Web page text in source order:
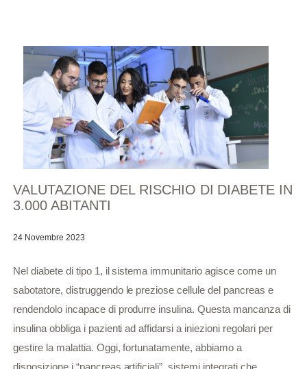
VALUTAZIONE DEL RISCHIO DI DIABETE IN
3.000 ABITANTI
24 Novembre 2023
Nel diabete di tipo 1, il sistema immunitario agisce come un
sabotatore, distruggendo le preziose cellule del pancreas e
rendendolo incapace di produrre insulina. Questa mancanza di
insulina obbliga i pazienti ad affidarsi a iniezioni regolari per
gestire la malattia. Oggi, fortunatamente, abbiamo a
disposizione i “pancreas artificiali”, sistemi integrati che